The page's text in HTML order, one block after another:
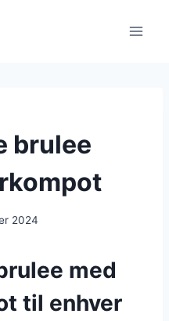
brulee
2024
med
til enhver